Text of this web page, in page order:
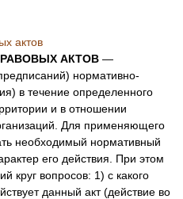
актов
АКТОВ —
нормативно-
в течение определенного
и в отношении
Для применяющего
необходимый нормативный
его действия. При этом
круг вопросов: 1) с какого
данный акт (действие во